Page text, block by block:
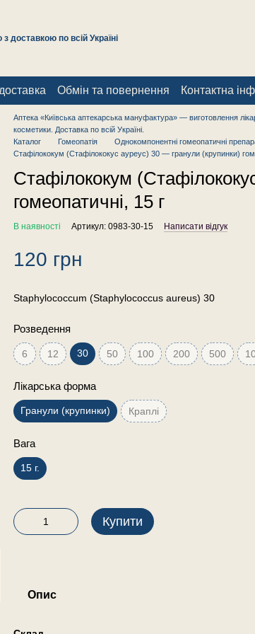
доставкою по всій Україні
Обмін та повернення Контактна
Аптека «Київська аптекарська мануфактура» — виготовлення
косметики. Доставка по всій Україні.
Каталог
Гомеопатія
Однокомпонентні гомеопатичні
Стафілококум (Стафілококус ауреус) 30 — гранули (крупинки)
Стафілококум
гомеопатичні, 15 г
В наявності Артикул: 0983-30-15 Написати відгук
120 грн
Staphylococcum (Staphylococcus aureus) 30
Розведення
6 12 30 50 100 200 500
Лікарська форма
Гранули (крупинки) Краплі
Вага
15 г.
Купити
Опис